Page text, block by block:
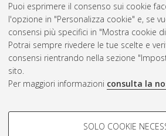
Puoi esprimere il consenso sui cookie
l'opzione in "Personalizza cookie" e, se
consensi più specifici in "Mostra cookie
Potrai sempre rivedere le tue scelte e
consensi rientrando nella sezione
sito.
Per maggiori informazioni consulta la
COOKIE DI PROFILAZIONE -
SOLO COOKIE
Rss 1.0
Rss 2.0
ISSN: 2038-7946
Impostazioni Cookie
Informativa sulla privacy